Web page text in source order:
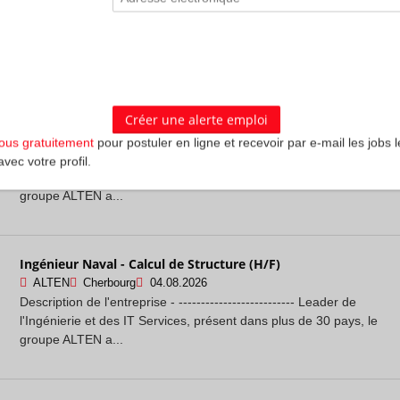
gratuitement pour postuler en ligne et recevoir par e-mail les jobs
votre profil.
Description de l'entreprise - -------------------------- Leader de
Ingénieur IVV / Test Logiciel (H/F)
ALTEN Toulouse 04.08.2026
Description de l'entreprise - -------------------------- Leader de
groupe ALTEN a...
Ingénieur Naval - Calcul de Structure (H/F)
ALTEN Cherbourg 04.08.2026
Description de l'entreprise - -------------------------- Leader de
l'Ingénierie et des IT Services, présent dans plus de 30 pays, le
groupe ALTEN a...